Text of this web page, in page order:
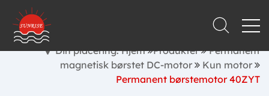
Din placering: Hjem Produkter
Permanent
magnetisk børstet DC-motor
Kun motor
Permanent børstemotor 40ZYT